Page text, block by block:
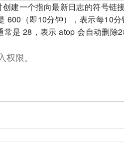
建一个指向最新日志的符号链
600（即10分钟），表示每10分
是 28，表示 atop 会自动删除
限。